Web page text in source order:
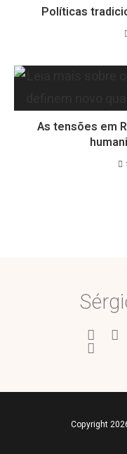
Políticas
As tensões em
Copyright